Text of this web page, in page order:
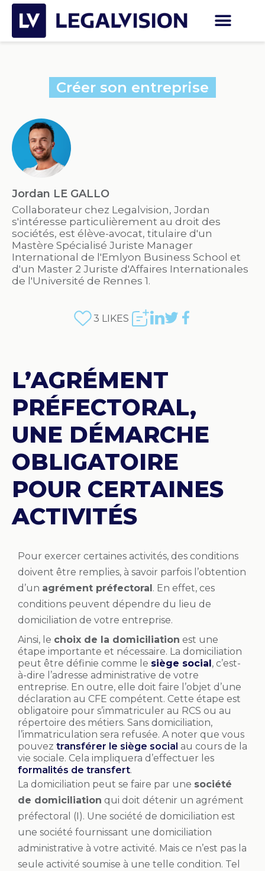
Créer son entreprise
Jordan LE GALLO
Collaborateur chez Legalvision, Jordan
s'intéresse particulièrement au droit des
sociétés, est élève-avocat, titulaire d'un
Mastère Spécialisé Juriste Manager
International de l'Emlyon Business School et
d'un Master 2 Juriste d'Affaires Internationales
de l'Université de Rennes 1.
3 LIKES
L’AGRÉMENT
PRÉFECTORAL,
UNE DÉMARCHE
OBLIGATOIRE
POUR CERTAINES
ACTIVITÉS
Pour exercer certaines activités, des conditions
doivent être remplies, à savoir parfois l’obtention
d’un agrément préfectoral. En effet, ces
conditions peuvent dépendre du lieu de
domiciliation de votre entreprise.
Ainsi, le choix de la domiciliation est une
étape importante et nécessaire. La domiciliation
peut être définie comme le siège social, c’est-
à-dire l’adresse administrative de votre
entreprise. En outre, elle doit faire l’objet d’une
déclaration au CFE compétent. Cette étape est
obligatoire pour s’immatriculer au RCS ou au
répertoire des métiers. Sans domiciliation,
l’immatriculation sera refusée. A noter que vous
pouvez transférer le siège social au cours de la
vie sociale. Cela impliquera d’effectuer les
formalités de transfert.
La domiciliation peut se faire par une société
de domiciliation qui doit détenir un agrément
préfectoral (I). Une société de domiciliation est
une société fournissant une domiciliation
administrative à votre activité. Mais ce n’est pas la
seule activité soumise à une telle condition. Tel